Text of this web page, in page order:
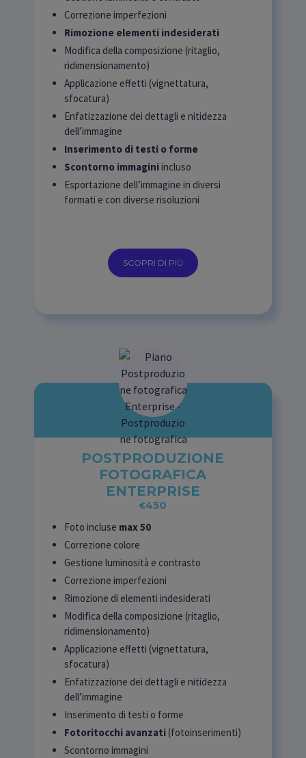
Correzione imperfezioni
Rimozione elementi indesiderati
Modifica della composizione (ritaglio,
ridimensionamento)
Applicazione effetti (vignettatura,
sfocatura)
Enfatizzazione dei dettagli e nitidezza
dell’immagine
Inserimento di testi o forme
Scontorno immaginiincluso
Esportazione dell’immagine in diversi
formati e con diverse risoluzioni
SCOPRI DI PIÙ
POSTPRODUZIONE
FOTOGRAFICA
ENTERPRISE
€450
Foto incluse max 50
Correzione colore
Gestione luminosità e contrasto
Correzione imperfezioni
Rimozione di elementi indesiderati
Modifica della composizione (ritaglio,
ridimensionamento)
Applicazione effetti (vignettatura,
sfocatura)
Enfatizzazione dei dettagli e nitidezza
dell’immagine
Inserimento di testi o forme
Fotoritocchi avanzati(fotoinserimenti)
Scontorno immagini